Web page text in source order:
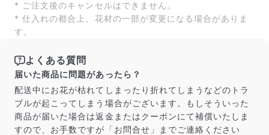
* ご注文後のキャンセルはできません。
* 仕入れの都合上、花材の一部が変更になる場合がありま
す。
よくある質問
届いた商品に問題があったら？
配送中にお花が枯れてしまったり折れてしまうなどのトラ
ブルが起こってしまう場合がございます。もしそういった
商品が届いた場合は返金またはクーポンにて補償いたしま
すので、お手数ですが「お問合せ」までご連絡ください